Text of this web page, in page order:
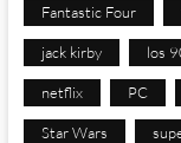
Fantastic Four
jack kirby los
netflix PC
Star Wars